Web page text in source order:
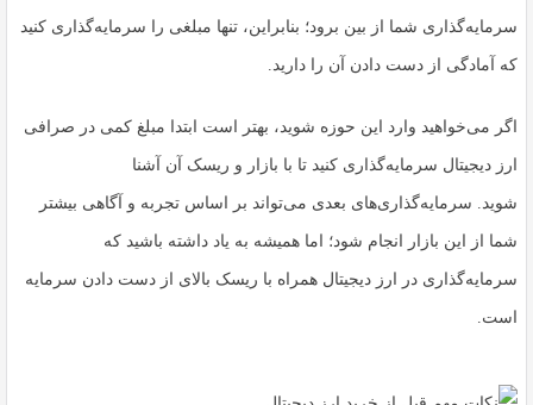
سرمایه‌گذاری شما از بین برود؛ بنابراین، تنها مبلغی را سرمایه‌گذاری کنید
که آمادگی از دست دادن آن را دارید.
اگر می‌خواهید وارد این حوزه شوید، بهتر است ابتدا مبلغ کمی در صرافی
ارز دیجیتال سرمایه‌گذاری کنید تا با بازار و ریسک آن آشنا
شوید. سرمایه‌گذاری‌های بعدی می‌تواند بر اساس تجربه و آگاهی بیشتر
شما از این بازار انجام شود؛ اما همیشه به یاد داشته باشید که
سرمایه‌گذاری در ارز دیجیتال همراه با ریسک بالای از دست دادن سرمایه
است.